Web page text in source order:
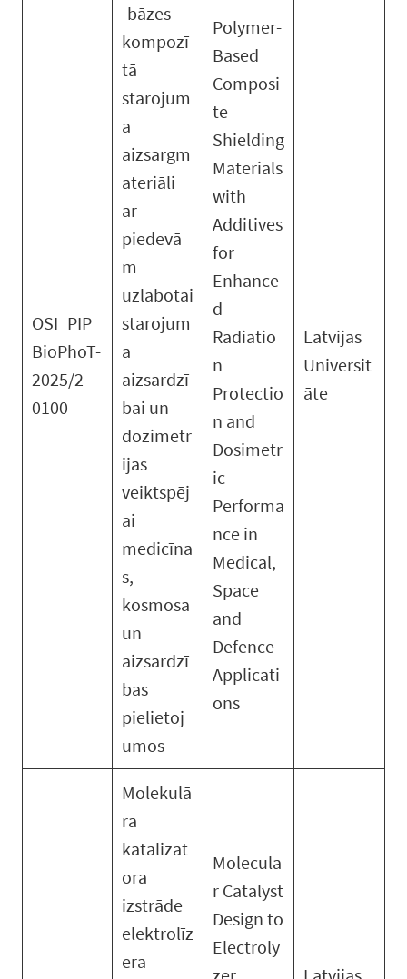
OSI_PIP_
BioPhoT-
2025/2-
0100
-bāzes
kompozī
tā
starojum
a
aizsargm
ateriāli
ar
piedevā
m
uzlabotai
starojum
a
aizsardzī
bai un
dozimetr
ijas
veiktspēj
ai
medicīna
s,
kosmosa
un
aizsardzī
bas
pielietoj
umos
Polymer-
Based
Composi
te
Shielding
Materials
with
Additives
for
Enhance
d
Radiatio
n
Protectio
n and
Dosimetr
ic
Performa
nce in
Medical,
Space
and
Defence
Applicati
ons
Latvijas
Universit
āte
Molekulā
rā
katalizat
ora
izstrāde
elektrolīz
era
Molecula
r Catalyst
Design to
Electroly